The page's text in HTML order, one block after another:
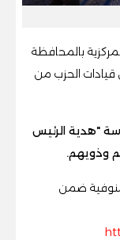
بالمحافظة
قيادات الحزب من
احتفالية كبيرة لتجهيز 50 عروسة "هدية الرئيس
وذويهم.
ضمن